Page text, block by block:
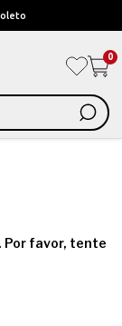
0
Por favor, tente